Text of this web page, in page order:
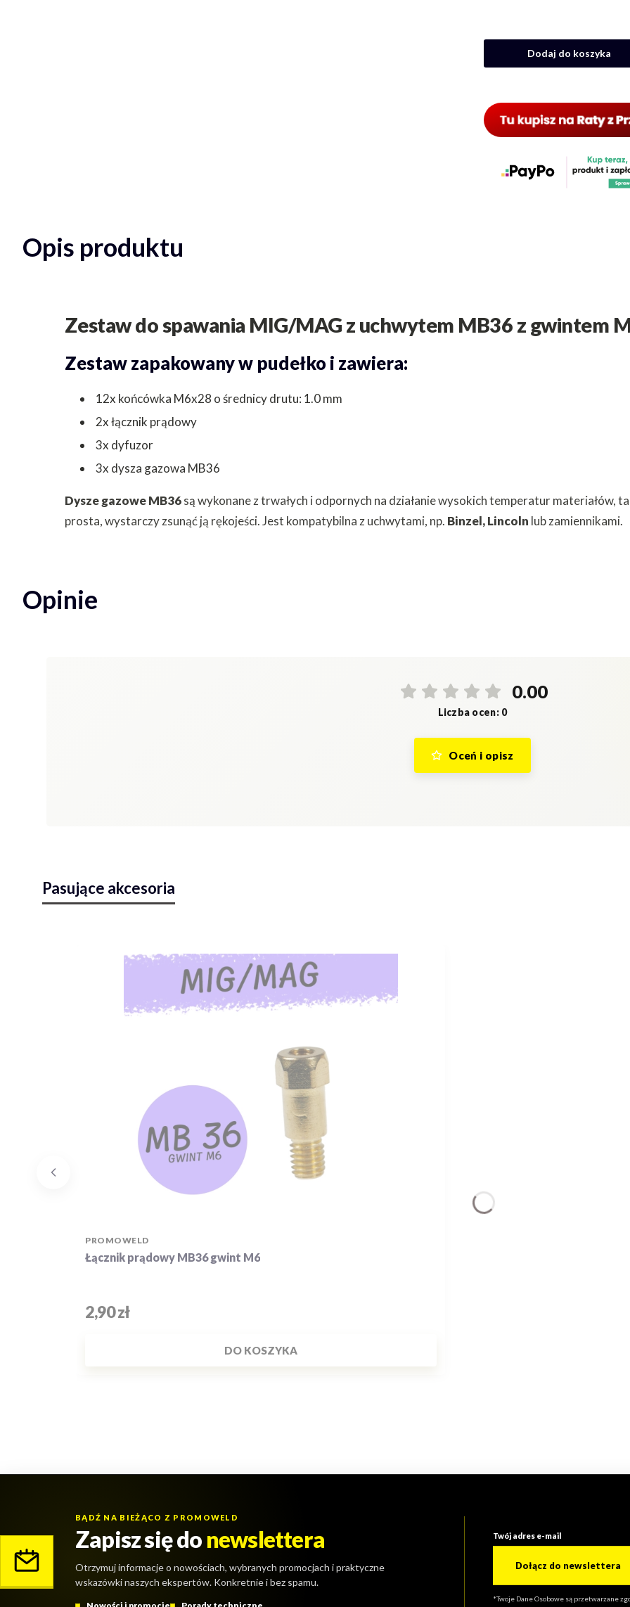
Dodaj do koszyka
Opis produktu
Zestaw do spawania MIG/MAG z uchwytem MB36 z gwintem
Zestaw zapakowany w pudełko i zawiera:
12x końcówka M6x28 o średnicy drutu: 1.0 mm
2x łącznik prądowy
3x dyfuzor
3x dysza gazowa MB36
Dysze gazowe MB36są wykonane z trwałych i odpornych na działanie wysokich temperatur materiałów,
prosta, wystarczy zsunąć ją rękojeści. Jest kompatybilna z uchwytami, np. Binzel,Lincoln lub zamiennikami.
Opinie
0.00
Liczba ocen: 0
Oceń i opisz
Pasujące akcesoria
Łącznik prądowy MB36 gwint M6
PRODUCENT
PROMOWELD
Cena
2,90 zł
DO KOSZYKA
BĄDŹ NA BIEŻĄCO Z PROMOWELD
Zapisz się do newslettera
Otrzymuj informacje o nowościach, wybranych promocjach i praktyczne
wskazówki naszych ekspertów. Konkretnie i bez spamu.
Twój adres e-mail
Dołącz do newslettera
*Twoje Dane Osobowe są przetwarzane